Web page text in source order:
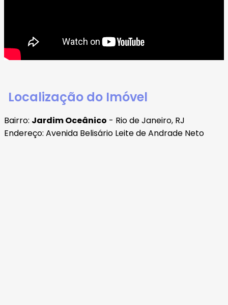
Localização do Imóvel
Bairro: Jardim Oceânico - Rio de Janeiro, RJ
Endereço: Avenida Belisário Leite de Andrade Neto